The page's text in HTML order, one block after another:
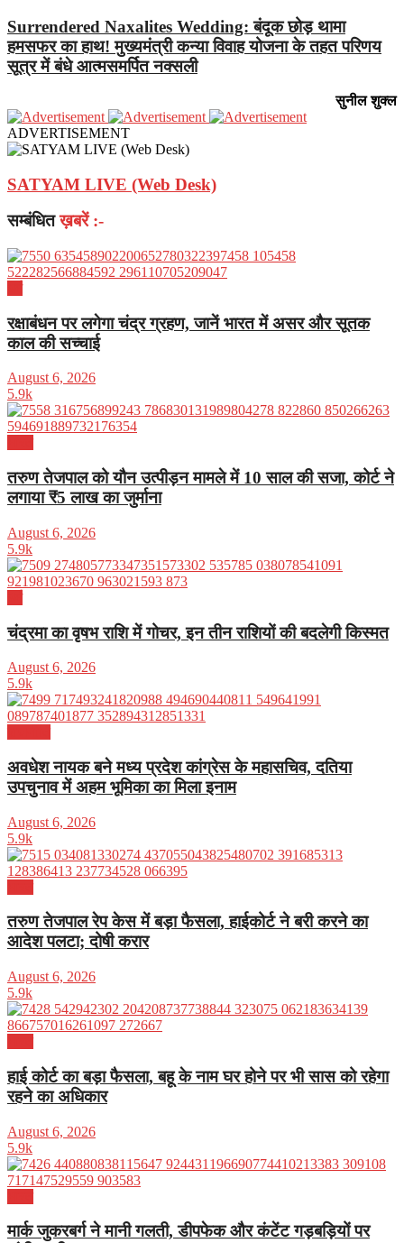
Surrendered Naxalites Wedding: बंदूक छोड़ थामा
हमसफर का हाथ! मुख्यमंत्री कन्या विवाह योजना के तहत परिणय
सूत्र में बंधे आत्मसमर्पित नक्सली
सुनील शुक्ल
ADVERTISEMENT
SATYAM LIVE (Web Desk)
सम्बंधितख़बरें :-
रक्षाबंधन पर लगेगा चंद्र ग्रहण, जानें भारत में असर और सूतक
काल की सच्चाई
August 6, 2026
5.9k
तरुण तेजपाल को यौन उत्पीड़न मामले में 10 साल की सजा, कोर्ट ने
लगाया ₹5 लाख का जुर्माना
August 6, 2026
5.9k
चंद्रमा का वृषभ राशि में गोचर, इन तीन राशियों की बदलेगी किस्मत
August 6, 2026
5.9k
अवधेश नायक बने मध्य प्रदेश कांग्रेस के महासचिव, दतिया
उपचुनाव में अहम भूमिका का मिला इनाम
August 6, 2026
5.9k
तरुण तेजपाल रेप केस में बड़ा फैसला, हाईकोर्ट ने बरी करने का
आदेश पलटा; दोषी करार
August 6, 2026
5.9k
हाई कोर्ट का बड़ा फैसला, बहू के नाम घर होने पर भी सास को रहेगा
रहने का अधिकार
August 6, 2026
5.9k
मार्क जुकरबर्ग ने मानी गलती, डीपफेक और कंटेंट गड़बड़ियों पर